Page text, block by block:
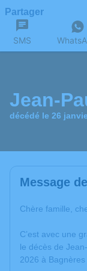
Partager
SMS
Jean-
décédé le 26
Message
Chère famille,
C’est avec une
le décès de
2026 à Bagnères